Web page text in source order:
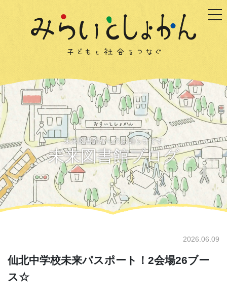
未来図書館からのお知らせです
未来図書館ブログ
2026.06.09
仙北中学校未来パスポート！2会場26ブー
ス☆